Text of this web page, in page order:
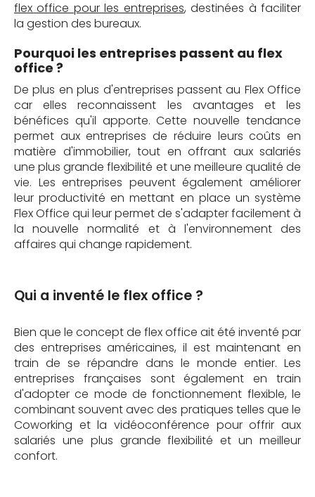
flex office pour les entreprises, destinées à faciliter
la gestion des bureaux.
Pourquoi les entreprises passent au flex
office ?
De plus en plus d'entreprises passent au Flex Office
car elles reconnaissent les avantages et les
bénéfices qu'il apporte. Cette nouvelle tendance
permet aux entreprises de réduire leurs coûts en
matière d'immobilier, tout en offrant aux salariés
une plus grande flexibilité et une meilleure qualité de
vie. Les entreprises peuvent également améliorer
leur productivité en mettant en place un système
Flex Office qui leur permet de s'adapter facilement à
la nouvelle normalité et à l'environnement des
affaires qui change rapidement.
Qui a inventé le flex office ?
Bien que le concept de flex office ait été inventé par
des entreprises américaines, il est maintenant en
train de se répandre dans le monde entier. Les
entreprises françaises sont également en train
d'adopter ce mode de fonctionnement flexible, le
combinant souvent avec des pratiques telles que le
Coworking et la vidéoconférence pour offrir aux
salariés une plus grande flexibilité et un meilleur
confort.